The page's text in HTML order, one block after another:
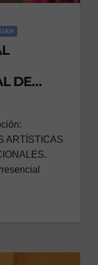
DE
ARTÍSTICAS